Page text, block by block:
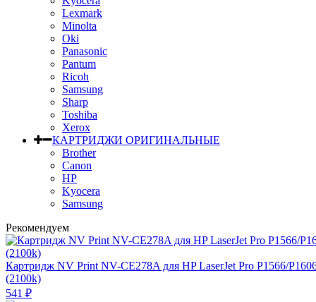
Lexmark
Minolta
Oki
Panasonic
Pantum
Ricoh
Samsung
Sharp
Toshiba
Xerox
КАРТРИДЖИ ОРИГИНАЛЬНЫЕ
Brother
Canon
HP
Kyocera
Samsung
Рекомендуем
Картридж NV Print NV-CE278A для HP LaserJet Pro P1566/
(2100k)
541 ₽